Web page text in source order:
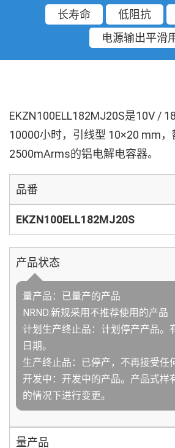
长寿命 低阻抗
电源输出平滑
EKZN100ELL182MJ20S是10V /
10000小时，引线型 10×20 mm
2500mArms的铝电解电容器。
品番
EKZN100ELL182MJ20S
产品状态
量产品：已量产的产品
NRND:新规采用不推荐使用的产品
计划生产终止品：计划停产产品。
日期。
生产终止品：已停产，不再接受任
开发中：开发中的产品。产品式样
的情况下进行变更。
量产品